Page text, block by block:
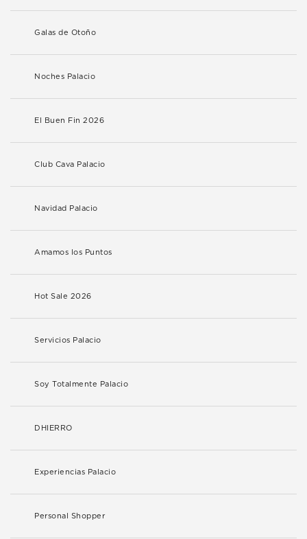
Galas de Otoño
Noches Palacio
El Buen Fin 2026
Club Cava Palacio
Navidad Palacio
Amamos los Puntos
Hot Sale 2026
Servicios Palacio
Soy Totalmente Palacio
DHIERRO
Experiencias Palacio
Personal Shopper